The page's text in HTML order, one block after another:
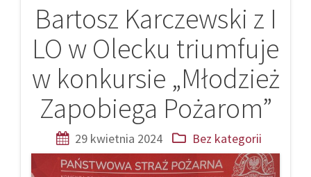
Bartosz Karczewski z I
LO w Olecku triumfuje
w konkursie „Młodzież
Zapobiega Pożarom”
29 kwietnia 2024 Bez kategorii
Nawigacja
wpisu